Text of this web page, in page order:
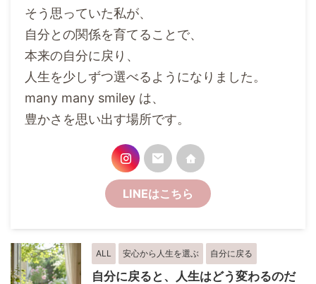
そう思っていた私が、
自分との関係を育てることで、
本来の自分に戻り、
人生を少しずつ選べるようになりました。
many many smiley は、
豊かさを思い出す場所です。
LINEはこちら
ALL 安心から人生を選ぶ 自分に戻る
自分に戻ると、人生はどう変わるのだ